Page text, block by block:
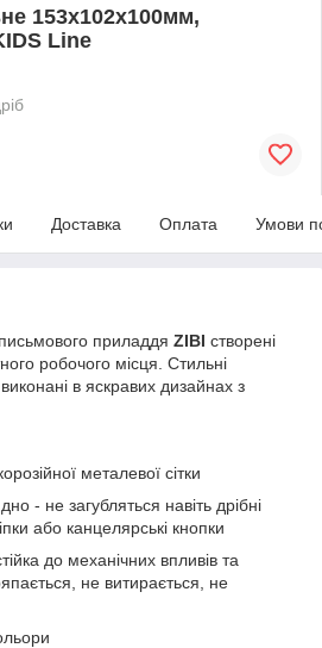
153x102x100мм,
Line
Доставка Оплата Умови
письмового приладдя ZIBI створені
робочого місця. Стильні
в яскравих дизайнах з
металевої сітки
- не загубляться навіть дрібні
або канцелярські кнопки
до механічних впливів та
не витирається, не